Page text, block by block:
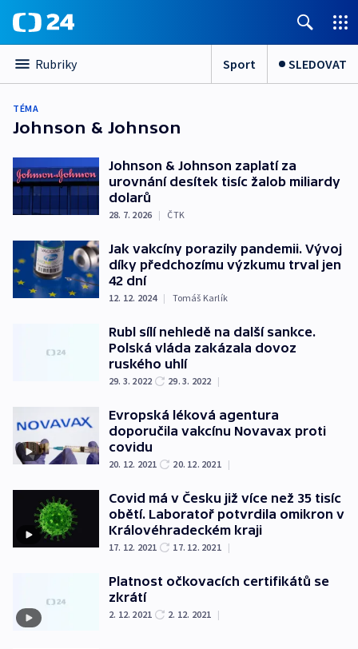
Rubriky Sport SLEDOVAT
TÉMA
Johnson & Johnson
Johnson & Johnson zaplatí za
urovnání desítek tisíc žalob miliardy
dolarů
28. 7. 2026 | ČTK
Jak vakcíny porazily pandemii. Vývoj
díky předchozímu výzkumu trval jen
42 dní
12. 12. 2024 | Tomáš Karlík
Rubl sílí nehledě na další sankce.
Polská vláda zakázala dovoz
ruského uhlí
29. 3. 2022 29. 3. 2022 |
Evropská léková agentura
doporučila vakcínu Novavax proti
covidu
20. 12. 2021 20. 12. 2021 |
Covid má v Česku již více než 35 tisíc
obětí. Laboratoř potvrdila omikron v
Královéhradeckém kraji
17. 12. 2021 17. 12. 2021 |
Platnost očkovacích certifikátů se
zkrátí
2. 12. 2021 2. 12. 2021 |